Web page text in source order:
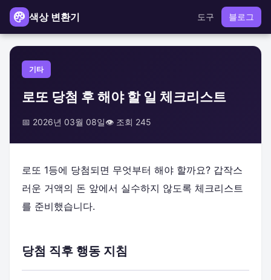
색상 변환기 도구 블로그
기타
로또 당첨 후 해야 할 일 체크리스트
📅 2026년 03월 08일👁️ 조회 245
로또 1등에 당첨되면 무엇부터 해야 할까요? 갑작스
러운 거액의 돈 앞에서 실수하지 않도록 체크리스트
를 준비했습니다.
당첨 직후 행동 지침